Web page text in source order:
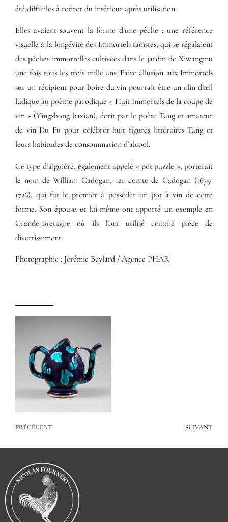
été difficiles à retirer du intérieur après utilisation.
Elles avaient souvent la forme d’une pêche ; une référence
visuelle à la longévité des Immortels taoïstes, qui se régalaient
des pêches immortelles cultivées dans le jardin de Xiwangmu
une fois tous les trois mille ans. Faire allusion aux Immortels
sur un récipient pour boire du vin pourrait être un clin d’œil
ludique au poème parodique « Huit Immortels de la coupe de
vin » (Yingzhong baxian), écrit par le poète Tang et amateur
de vin Du Fu pour célébrer huit figures littéraires Tang et
leurs habitudes de consommation d’alcool.
Ce type d’aiguière, également appelé « pot puzzle », porterait
le nom de William Cadogan, 1er comte de Cadogan (1675-
1726), qui fut le premier à posséder un pot à vin de cette
forme. Son épouse et lui-même ont apporté un exemple en
Grande-Bretagne où ils l’ont utilisé comme pièce de
divertissement.
Photographie : Jérémie Beylard / Agence PHAR
PRÉCÉDENT SUIVANT